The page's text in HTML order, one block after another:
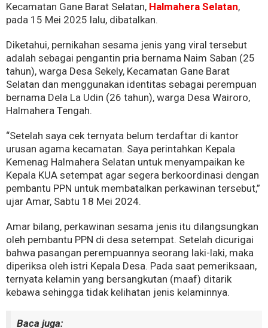
Kecamatan Gane Barat Selatan, Halmahera Selatan,
pada 15 Mei 2025 lalu, dibatalkan.
Diketahui, pernikahan sesama jenis yang viral tersebut
adalah sebagai pengantin pria bernama Naim Saban (25
tahun), warga Desa Sekely, Kecamatan Gane Barat
Selatan dan menggunakan identitas sebagai perempuan
bernama Dela La Udin (26 tahun), warga Desa Wairoro,
Halmahera Tengah.
“Setelah saya cek ternyata belum terdaftar di kantor
urusan agama kecamatan. Saya perintahkan Kepala
Kemenag Halmahera Selatan untuk menyampaikan ke
Kepala KUA setempat agar segera berkoordinasi dengan
pembantu PPN untuk membatalkan perkawinan tersebut,”
ujar Amar, Sabtu 18 Mei 2024.
Amar bilang, perkawinan sesama jenis itu dilangsungkan
oleh pembantu PPN di desa setempat. Setelah dicurigai
bahwa pasangan perempuannya seorang laki-laki, maka
diperiksa oleh istri Kepala Desa. Pada saat pemeriksaan,
ternyata kelamin yang bersangkutan (maaf) ditarik
kebawa sehingga tidak kelihatan jenis kelaminnya.
Baca juga: